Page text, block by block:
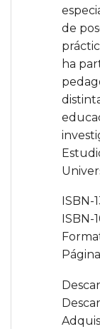
de
ha
ISBN-
ISBN-